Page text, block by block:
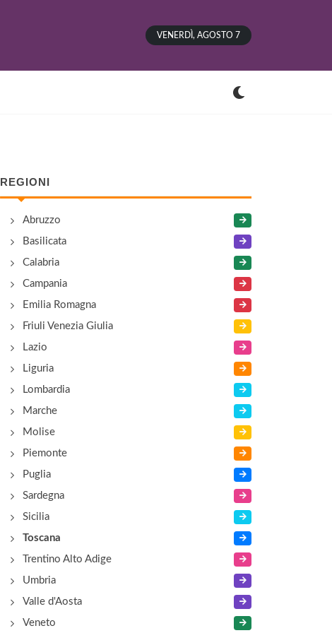
VENERDÌ, AGOSTO 7
REGIONI
Abruzzo
Basilicata
Calabria
Campania
Emilia Romagna
Friuli Venezia Giulia
Lazio
Liguria
Lombardia
Marche
Molise
Piemonte
Puglia
Sardegna
Sicilia
Toscana
Trentino Alto Adige
Umbria
Valle d'Aosta
Veneto